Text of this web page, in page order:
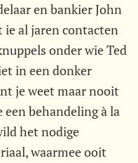
en bankier John
ie al jaren contacten
onder wie Ted
in een donker
je weet maar nooit
behandeling à la
het nodige
waarmee ooit